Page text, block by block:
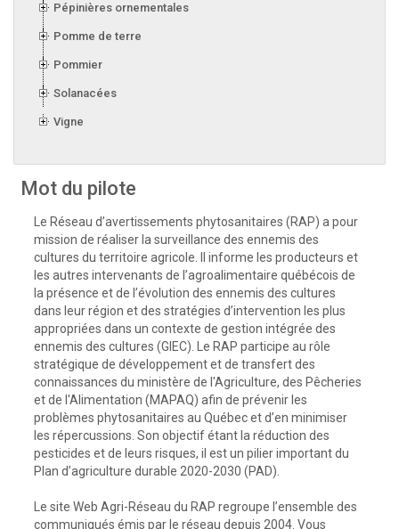
Pépinières ornementales
Pomme de terre
Pommier
Solanacées
Vigne
Mot du pilote
Le Réseau d’avertissements phytosanitaires (RAP) a pour
mission de réaliser la surveillance des ennemis des
cultures du territoire agricole. Il informe les producteurs et
les autres intervenants de l’agroalimentaire québécois de
la présence et de l’évolution des ennemis des cultures
dans leur région et des stratégies d’intervention les plus
appropriées dans un contexte de gestion intégrée des
ennemis des cultures (GIEC). Le RAP participe au rôle
stratégique de développement et de transfert des
connaissances du ministère de l'Agriculture, des Pêcheries
et de l'Alimentation (MAPAQ) afin de prévenir les
problèmes phytosanitaires au Québec et d’en minimiser
les répercussions. Son objectif étant la réduction des
pesticides et de leurs risques, il est un pilier important du
Plan d’agriculture durable 2020-2030 (PAD).
Le site Web Agri-Réseau du RAP regroupe l’ensemble des
communiqués émis par le réseau depuis 2004. Vous